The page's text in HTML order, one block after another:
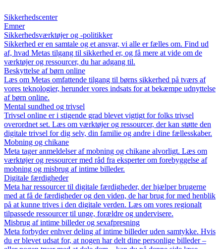
Sikkerhedscenter
Emner
Sikkerhedsværktøjer og -politikker
Sikkerhed er en samtale og et ansvar, vi alle er fælles om. Find ud
af, hvad Metas tilgang til sikkerhed er, og få mere at vide om de
værktøjer og ressourcer, du har adgang til.
Beskyttelse af børn online
Læs om Metas omfattende tilgang til børns sikkerhed på tværs af
vores teknologier, herunder vores indsats for at bekæmpe udnyttelse
af børn online.
Mental sundhed og trivsel
Trivsel online er i stigende grad blevet vigtigt for folks trivsel
overordnet set. Læs om værktøjer og ressourcer, der kan støtte den
digitale trivsel for dig selv, din familie og andre i dine fællesskaber.
Mobning og chikane
Meta tager anmeldelser af mobning og chikane alvorligt. Læs om
værktøjer og ressourcer med råd fra eksperter om forebyggelse af
mobning og misbrug af intime billeder.
Digitale færdigheder
Meta har ressourcer til digitale færdigheder, der hjælper brugerne
med at få de færdigheder og den viden, de har brug for med henblik
på at kunne trives i den digitale verden. Læs om vores regionalt
tilpassede ressourcer til unge, forældre og undervisere.
Misbrug af intime billeder og sexafpresning
Meta forbyder enhver deling af intime billeder uden samtykke. Hvis
du er blevet udsat for, at nogen har delt dine personlige billeder –